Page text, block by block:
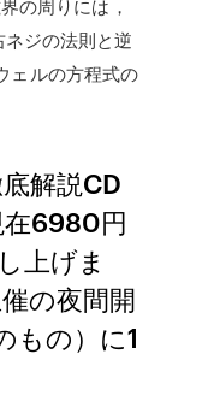
の周りには，
ジの法則と逆
ェルの方程式の
解説CD
在6980円
上げま
の夜間開
もの）に1